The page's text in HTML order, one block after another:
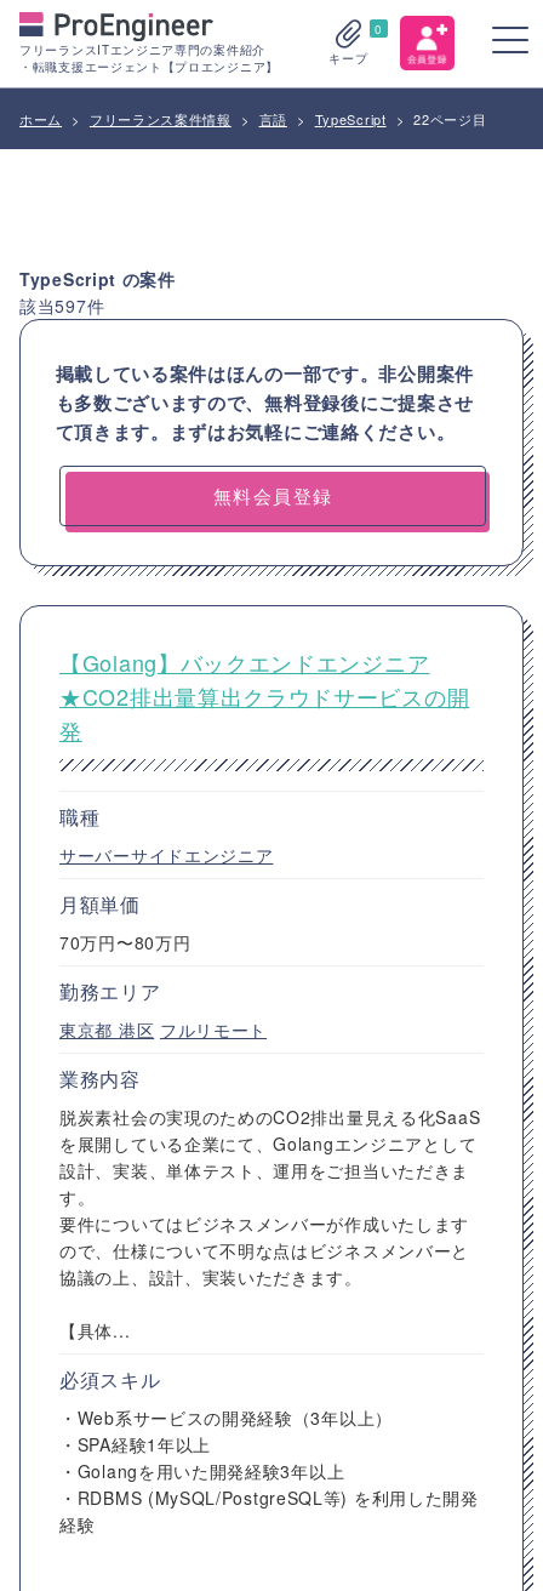
フリーランスITエンジニア専門の案件紹介
・転職支援エージェント【プロエンジニア】
0
キープ
ホーム > フリーランス案件情報 > 言語 > TypeScript > 22ページ目
TypeScript の案件
該当597件
掲載している案件はほんの一部です。非公開案件
も多数ございますので、無料登録後にご提案させ
て頂きます。まずはお気軽にご連絡ください。
無料会員登録
【Golang】バックエンドエンジニア
★CO2排出量算出クラウドサービスの開
発
職種
サーバーサイドエンジニア
月額単価
70万円〜80万円
勤務エリア
東京都 港区 フルリモート
業務内容
脱炭素社会の実現のためのCO2排出量見える化SaaS
を展開している企業にて、Golangエンジニアとして
設計、実装、単体テスト、運用をご担当いただきま
す。
要件についてはビジネスメンバーが作成いたします
ので、仕様について不明な点はビジネスメンバーと
協議の上、設計、実装いただきます。
【具体...
必須スキル
・Web系サービスの開発経験（3年以上）
・SPA経験1年以上
・Golangを用いた開発経験3年以上
・RDBMS (MySQL/PostgreSQL等) を利用した開発
経験